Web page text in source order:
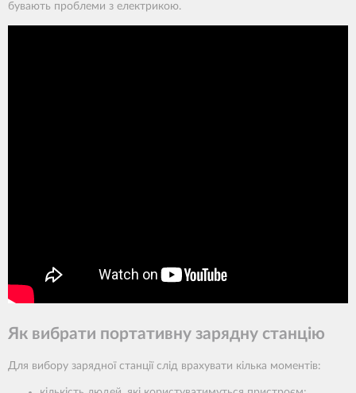
бувають проблеми з електрикою.
Як вибрати портативну зарядну станцію
Для вибору зарядної станції слід врахувати кілька моментів: